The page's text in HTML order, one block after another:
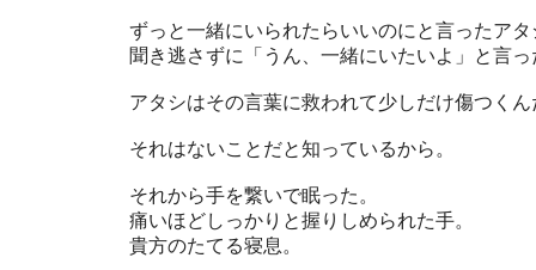
ずっと一緒にいられたらいいのにと言ったアタ
聞き逃さずに「うん、一緒にいたいよ」と言っ
アタシはその言葉に救われて少しだけ傷つくん
それはないことだと知っているから。
それから手を繋いで眠った。
痛いほどしっかりと握りしめられた手。
貴方のたてる寝息。